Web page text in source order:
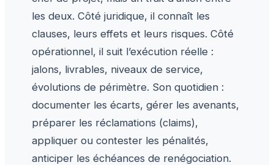
les deux. Côté juridique, il connaît les
clauses, leurs effets et leurs risques. Côté
opérationnel, il suit l’exécution réelle :
jalons, livrables, niveaux de service,
évolutions de périmètre. Son quotidien :
documenter les écarts, gérer les avenants,
préparer les réclamations (claims),
appliquer ou contester les pénalités,
anticiper les échéances de renégociation.